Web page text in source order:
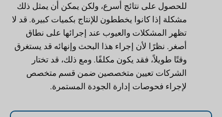
للحصول على نتائج أسرع، ولكن يمكن أن يمثل ذلك
مشكلة إذا كانوا يخططون للإنتاج بكميات كبيرة. قد لا
تظهر المشكلات والعيوب عند إجرائها على نطاق
أصغر. نظرًا لأن إجراء هذا البحث وإنهائه قد يستغرق
وقتًا طويلاً، فقد يكون مكلفًا. ومع ذلك، قد تختار
الشركات تعيين متخصصين ضمن قسم متخصص
لإجراء فحوصات إدارة الجودة المستمرة.